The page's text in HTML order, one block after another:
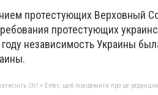
протестующих Верховный
протестующих
году независимость Украины
Ctrl + Enter, щоб повідомити про це редакцію